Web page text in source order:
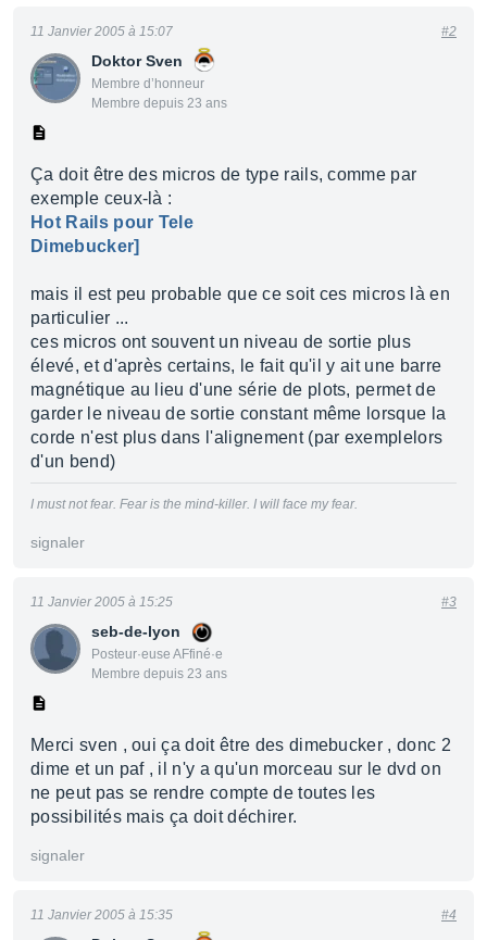
Doktor Sven
Membre d’honneur
Membre depuis 23 ans
11 Janvier 2005 à 15:07 #2
Ça doit être des micros de type rails, comme par
exemple ceux-là :
Hot Rails pour Tele
Dimebucker]
mais il est peu probable que ce soit ces micros là en
particulier ...
ces micros ont souvent un niveau de sortie plus
élevé, et d'après certains, le fait qu'il y ait une barre
magnétique au lieu d'une série de plots, permet de
garder le niveau de sortie constant même lorsque la
corde n'est plus dans l'alignement (par exemplelors
d'un bend)
I must not fear. Fear is the mind-killer. I will face my fear.
signaler
seb-de-lyon
Posteur·euse AFfiné·e
Membre depuis 23 ans
11 Janvier 2005 à 15:25 #3
Merci sven , oui ça doit être des dimebucker , donc 2
dime et un paf , il n'y a qu'un morceau sur le dvd on
ne peut pas se rendre compte de toutes les
possibilités mais ça doit déchirer.
signaler
11 Janvier 2005 à 15:35 #4